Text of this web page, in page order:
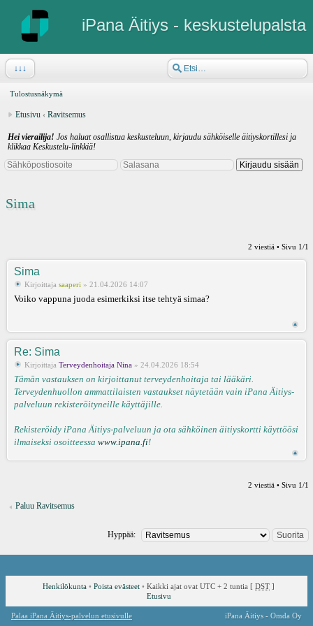
iPana Äitiys - keskustelupalsta
↓↓↓
Tulostusnäkymä
Etusivu ‹ Ravitsemus
Hei vierailija! Jos haluat osallistua keskusteluun, kirjaudu sähköiselle äitiyskortillesi ja
klikkaa Keskustelu-linkkiä!
Sima
2 viestiä • Sivu 1/1
Sima
Kirjoittaja saaperi » 21.04.2026 14:07
Voiko vappuna juoda esimerkiksi itse tehtyä simaa?
Re: Sima
Kirjoittaja Terveydenhoitaja Nina » 24.04.2026 18:54
Tämän vastauksen on kirjoittanut terveydenhoitaja tai lääkäri.
Terveydenhuollon ammattilaisten vastaukset näytetään vain iPana Äitiys-
palveluun rekisteröityneille käyttäjille.
Rekisteröidy iPana Äitiys-palveluun ja ota sähköinen äitiyskortti käyttöösi
ilmaiseksi osoitteessa www.ipana.fi!
2 viestiä • Sivu 1/1
Paluu Ravitsemus
Hyppää:
Henkilökunta • Poista evästeet • Kaikki ajat ovat UTC + 2 tuntia [ DST ]
Etusivu
Palaa iPana Äitiys-palvelun etusivulle iPana Äitiys - Omda Oy